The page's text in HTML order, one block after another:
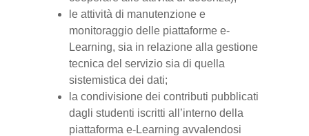
le attività di manutenzione e
monitoraggio delle piattaforme e-
Learning, sia in relazione alla gestione
tecnica del servizio sia di quella
sistemistica dei dati;
la condivisione dei contributi pubblicati
dagli studenti iscritti all’interno della
piattaforma e-Learning avvalendosi